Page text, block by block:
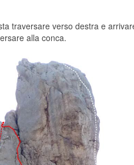
traversare verso destra e
alla conca.